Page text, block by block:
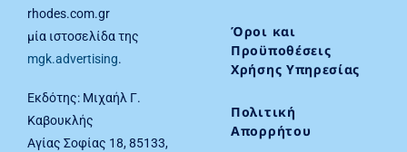
rhodes.com.gr
μία ιστοσελίδα της
mgk.advertising.
Εκδότης: Μιχαήλ Γ.
Καβουκλής
Αγίας Σοφίας 18, 85133,
Όροι και
Προϋποθέσεις
Χρήσης Υπηρεσίας
Πολιτική
Απορρήτου